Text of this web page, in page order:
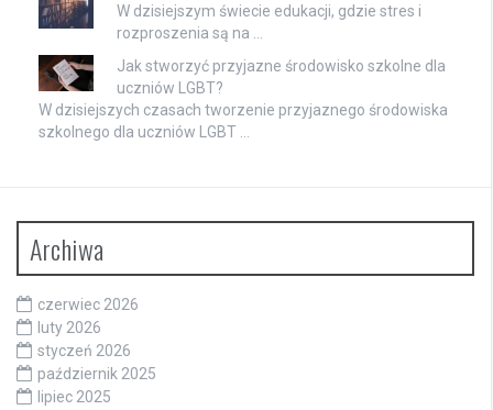
W dzisiejszym świecie edukacji, gdzie stres i
rozproszenia są na …
Jak stworzyć przyjazne środowisko szkolne dla
uczniów LGBT?
W dzisiejszych czasach tworzenie przyjaznego środowiska
szkolnego dla uczniów LGBT …
Archiwa
czerwiec 2026
luty 2026
styczeń 2026
październik 2025
lipiec 2025